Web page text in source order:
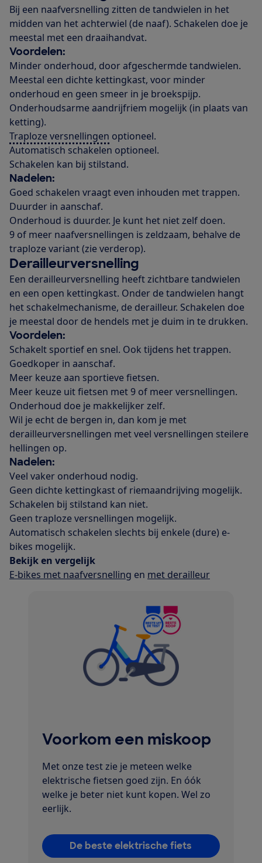
Bij een naafversnelling zitten de tandwielen in het
midden van het achterwiel (de naaf). Schakelen doe je
meestal met een draaihandvat.
Voordelen:
Minder onderhoud, door afgeschermde tandwielen.
Meestal een dichte kettingkast, voor minder
onderhoud en geen smeer in je broekspijp.
Onderhoudsarme aandrijfriem mogelijk (in plaats van
ketting).
Traploze versnellingen optioneel.
Automatisch schakelen optioneel.
Schakelen kan bij stilstand.
Nadelen:
Goed schakelen vraagt even inhouden met trappen.
Duurder in aanschaf.
Onderhoud is duurder. Je kunt het niet zelf doen.
9 of meer naafversnellingen is zeldzaam, behalve de
traploze variant (zie verderop).
Derailleurversnelling
Een derailleurversnelling heeft zichtbare tandwielen
en een open kettingkast. Onder de tandwielen hangt
het schakelmechanisme, de derailleur. Schakelen doe
je meestal door de hendels met je duim in te drukken.
Voordelen:
Schakelt sportief en snel. Ook tijdens het trappen.
Goedkoper in aanschaf.
Meer keuze aan sportieve fietsen.
Meer keuze uit fietsen met 9 of meer versnellingen.
Onderhoud doe je makkelijker zelf.
Wil je echt de bergen in, dan kom je met
derailleurversnellingen met veel versnellingen steilere
hellingen op.
Nadelen:
Veel vaker onderhoud nodig.
Geen dichte kettingkast of riemaandrijving mogelijk.
Schakelen bij stilstand kan niet.
Geen traploze versnellingen mogelijk.
Automatisch schakelen slechts bij enkele (dure) e-
bikes mogelijk.
Bekijk en vergelijk
E-bikes met naafversnelling en met derailleur
Voorkom een miskoop
Met onze test zie je meteen welke
elektrische fietsen goed zijn. En óók
welke je beter niet kunt kopen. Wel zo
eerlijk.
De beste elektrische fiets